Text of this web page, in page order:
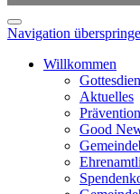
Navigation
Willkommen
Aktuelles
Good